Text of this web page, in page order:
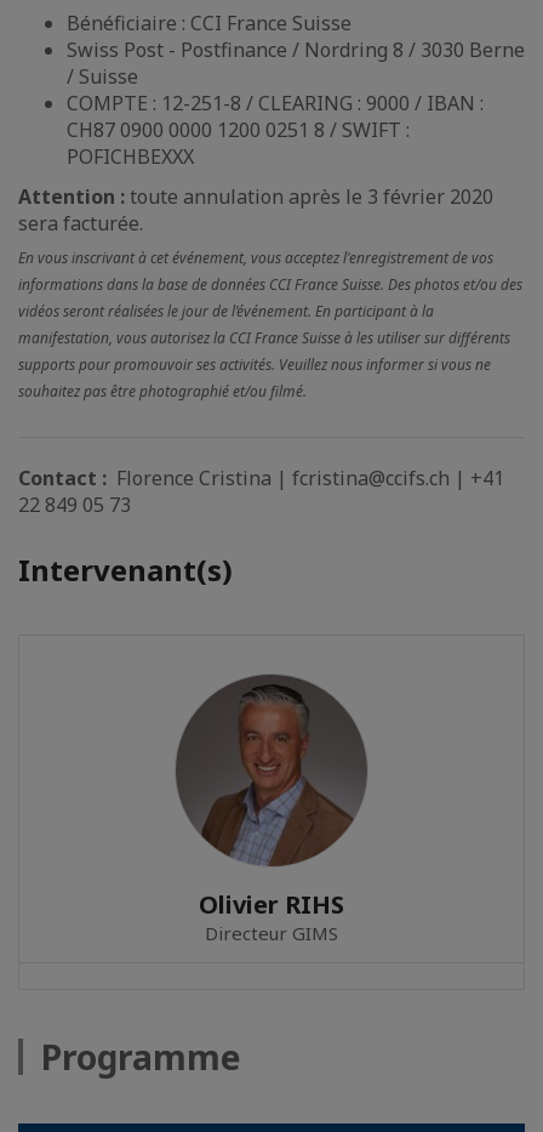
Bénéficiaire : CCI France Suisse
Swiss Post - Postfinance / Nordring 8 / 3030 Berne
/ Suisse
COMPTE : 12-251-8 / CLEARING : 9000 / IBAN :
CH87 0900 0000 1200 0251 8 / SWIFT :
POFICHBEXXX
Attention :toute annulation après le 3 février 2020
sera facturée.
En vous inscrivant à cet événement, vous acceptez l'enregistrement de vos
informations dans la base de données CCI France Suisse. Des photos et/ou des
vidéos seront réalisées le jour de l’événement. En participant à la
manifestation, vous autorisez la CCI France Suisse à les utiliser sur différents
supports pour promouvoir ses activités. Veuillez nous informer si vous ne
souhaitez pas être photographié et/ou filmé.
Contact : Florence Cristina | fcristina@ccifs.ch | +41
22 849 05 73
Intervenant(s)
Olivier RIHS
Directeur GIMS
Programme